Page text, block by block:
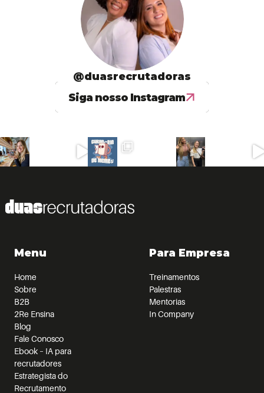
@duasrecrutadoras
Siga nosso Instagram
Menu
Home
Sobre
B2B
2Re Ensina
Blog
Fale Conosco
Ebook – IA para
recrutadores
Estrategista do
Recrutamento
Para Empresa
Treinamentos
Palestras
Mentorias
In Company